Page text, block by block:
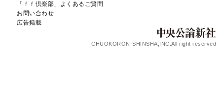
「ｆｆ倶楽部」よくあるご質問
お問い合わせ
広告掲載
CHUOKORON-SHINSHA,INC.All right reserved